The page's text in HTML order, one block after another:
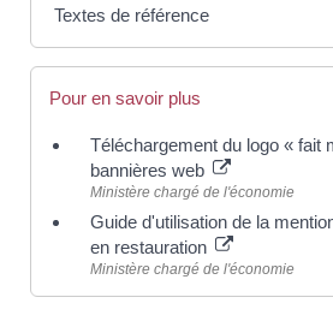
Textes de référence
Pour en savoir plus
Téléchargement du logo « fait
bannières web
Ministère chargé de l'économie
Guide d'utilisation de la
en restauration
Ministère chargé de l'économie